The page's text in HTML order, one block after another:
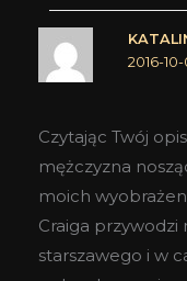
2016-
Czytając Twój
mężczyzna
moich
Craiga przywodzi
starszawego i w